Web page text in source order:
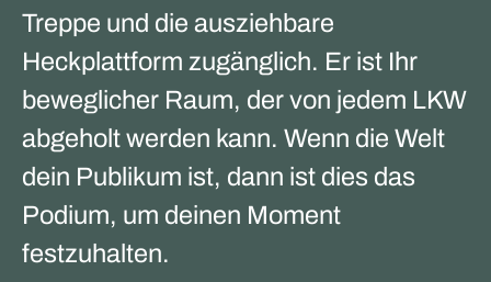
Treppe und die ausziehbare
Heckplattform zugänglich. Er ist Ihr
beweglicher Raum, der von jedem LKW
abgeholt werden kann. Wenn die Welt
dein Publikum ist, dann ist dies das
Podium, um deinen Moment
festzuhalten.